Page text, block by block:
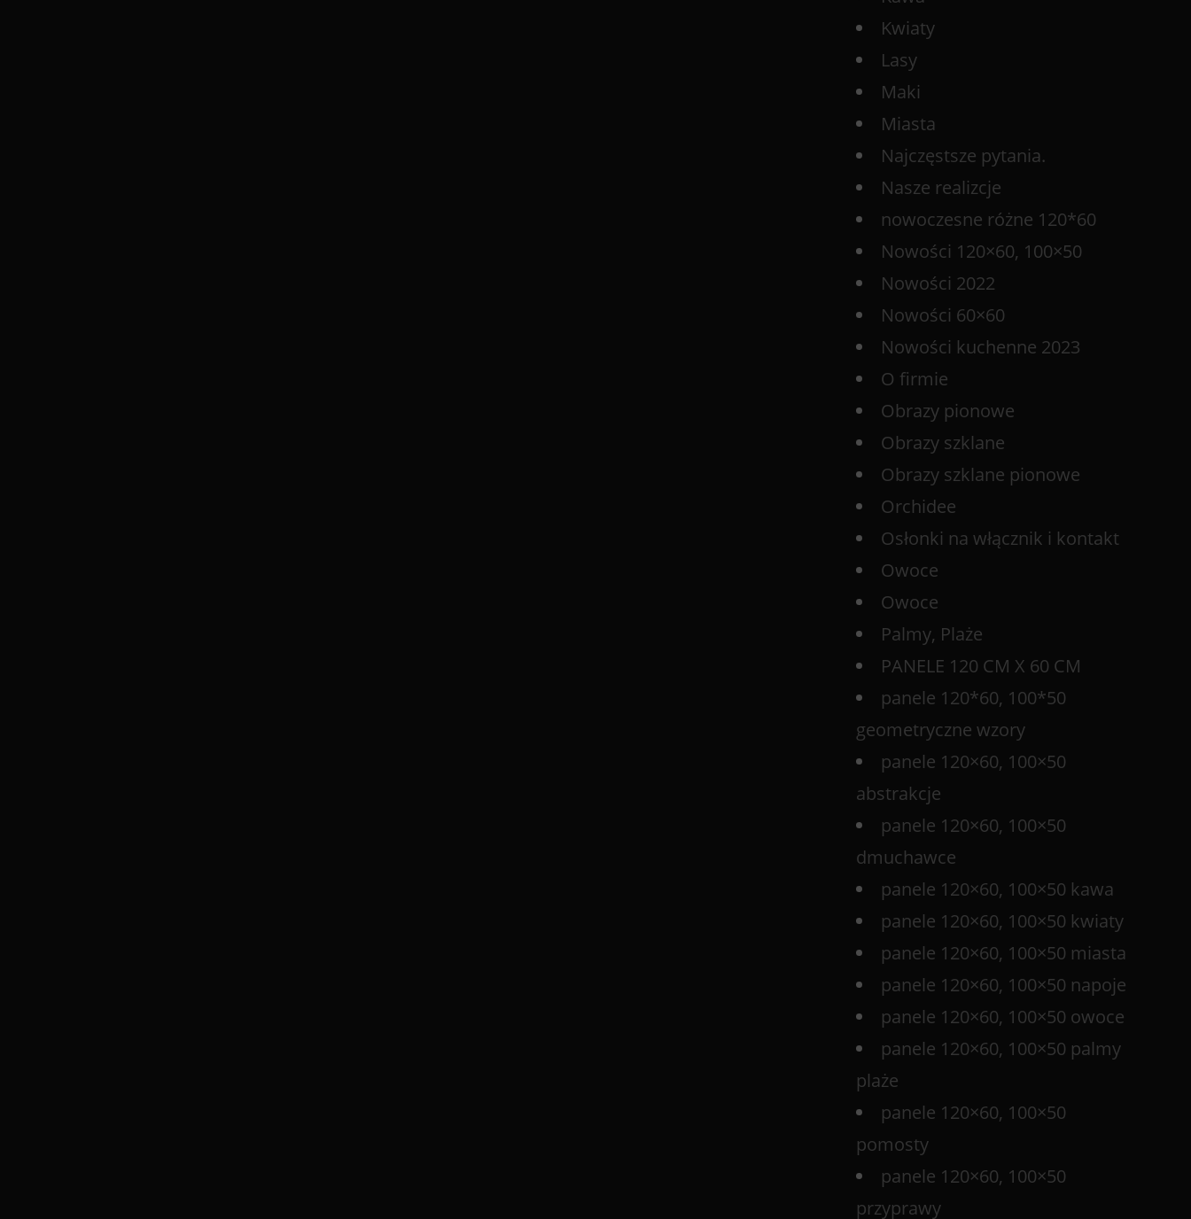
Kwiaty
Lasy
Maki
Miasta
Najczęstsze pytania.
Nasze realizcje
nowoczesne różne 120*60
Nowości 120×60, 100×50
Nowości 2022
Nowości 60×60
Nowości kuchenne 2023
O firmie
Obrazy pionowe
Obrazy szklane
Obrazy szklane pionowe
Orchidee
Osłonki na włącznik i kontakt
Owoce
Owoce
Palmy, Plaże
PANELE 120 CM X 60 CM
panele 120*60, 100*50
geometryczne wzory
panele 120×60, 100×50
abstrakcje
panele 120×60, 100×50
dmuchawce
panele 120×60, 100×50 kawa
panele 120×60, 100×50 kwiaty
panele 120×60, 100×50 miasta
panele 120×60, 100×50 napoje
panele 120×60, 100×50 owoce
panele 120×60, 100×50 palmy
plaże
panele 120×60, 100×50
pomosty
panele 120×60, 100×50
przyprawy